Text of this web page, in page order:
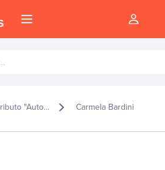
Atributo "Autor" de produto Carmela Bardini